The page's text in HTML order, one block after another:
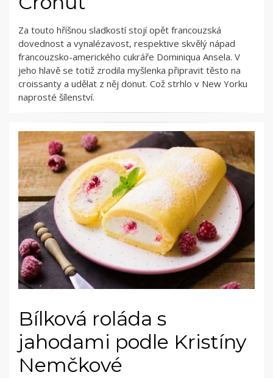
Za touto hříšnou sladkostí stojí opět francouzská
dovednost a vynalézavost, respektive skvělý nápad
francouzsko-amerického cukráře Dominiqua Ansela. V
jeho hlavě se totiž zrodila myšlenka připravit těsto na
croissanty a udělat z něj donut. Což strhlo v New Yorku
naprosté šílenství.
Bílková roláda s
jahodami podle Kristíny
Nemčkové